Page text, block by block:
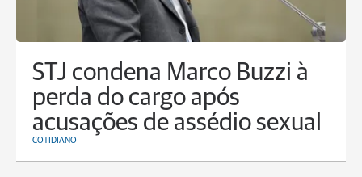
STJ condena Marco Buzzi à
perda do cargo após
acusações de assédio sexual
COTIDIANO